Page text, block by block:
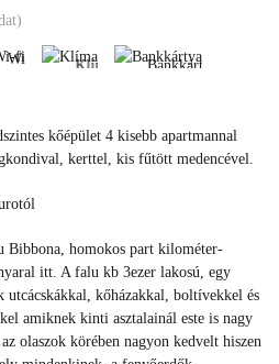
fi
Wi-
fi
Klíma Bankkártya
kőépület 4 kisebb apartmannal
kerttel, kis fűtött medencével.
Bibbona, homokos part kilométer-
itt. A falu kb 3ezer lakosú, egy
utcácskákkal, kőházakkal, boltívekkel és
amiknek kinti asztalainál este is nagy
olaszok körében nagyon kedvelt hiszen